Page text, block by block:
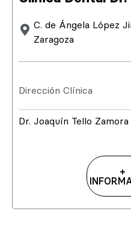
C. de Ángela López
Zaragoza
Dirección Clínica
Dr. Joaquín Tello Zamora
+